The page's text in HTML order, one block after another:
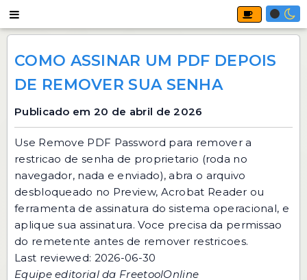
COMO ASSINAR UM PDF DEPOIS
DE REMOVER SUA SENHA
Publicado em 20 de abril de 2026
Use Remove PDF Password para remover a
restricao de senha de proprietario (roda no
navegador, nada e enviado), abra o arquivo
desbloqueado no Preview, Acrobat Reader ou
ferramenta de assinatura do sistema operacional, e
aplique sua assinatura. Voce precisa da permissao
do remetente antes de remover restricoes.
Last reviewed: 2026-06-30
Equipe editorial da FreetoolOnline